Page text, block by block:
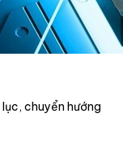
chuyển hướng